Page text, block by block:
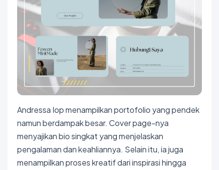
Andressa Iop menampilkan portofolio yang pendek
namun berdampak besar. Cover page-nya
menyajikan bio singkat yang menjelaskan
pengalaman dan keahliannya. Selain itu, ia juga
menampilkan proses kreatif dari inspirasi hingga